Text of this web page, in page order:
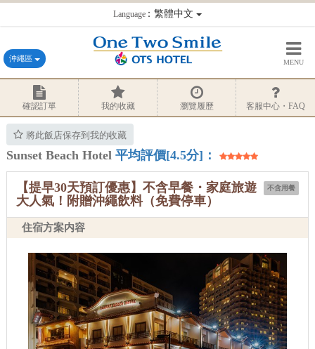
Language：繁體中文
沖繩區 MENU
確認訂單 我的收藏 瀏覽履歷 客服中心・FAQ
將此飯店保存到我的收藏
Sunset Beach Hotel 平均評價[4.5分]：
不含用餐
【提早30天預訂優惠】不含早餐・家庭旅遊
大人氣！附贈沖繩飲料（免費停車）
住宿方案内容